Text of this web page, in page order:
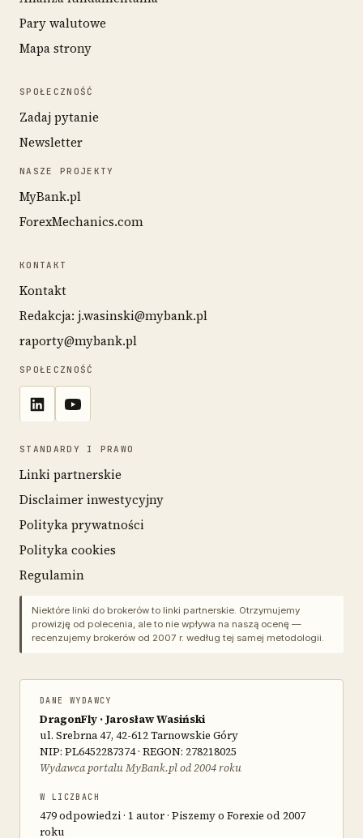
Pary walutowe
Mapa strony
SPOŁECZNOŚĆ
Zadaj pytanie
Newsletter
NASZE PROJEKTY
MyBank.pl
ForexMechanics.com
KONTAKT
Kontakt
Redakcja: j.wasinski@mybank.pl
raporty@mybank.pl
SPOŁECZNOŚĆ
STANDARDY I PRAWO
Linki partnerskie
Disclaimer inwestycyjny
Polityka prywatności
Polityka cookies
Regulamin
Niektóre linki do brokerów to linki partnerskie. Otrzymujemy
prowizję od polecenia, ale to nie wpływa na naszą ocenę —
recenzujemy brokerów od 2007 r. według tej samej metodologii.
DANE WYDAWCY
DragonFly · Jarosław Wasiński
ul. Srebrna 47, 42-612 Tarnowskie Góry
NIP: PL6452287374 · REGON: 278218025
Wydawca portalu MyBank.pl od 2004 roku
W LICZBACH
479 odpowiedzi · 1 autor · Piszemy o Forexie od 2007
roku